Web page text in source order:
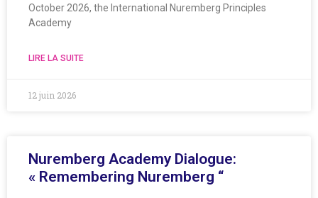
October 2026, the International Nuremberg Principles
Academy
LIRE LA SUITE
12 juin 2026
Nuremberg Academy Dialogue:
« Remembering Nuremberg “